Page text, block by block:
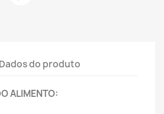
Dados do produto
ALIMENTO: